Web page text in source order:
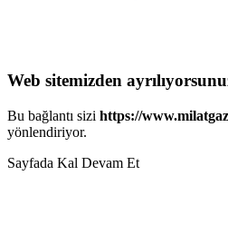
Web sitemizden
Bu bağlantı sizi https://
yönlendiriyor.
Sayfada Kal Devam Et